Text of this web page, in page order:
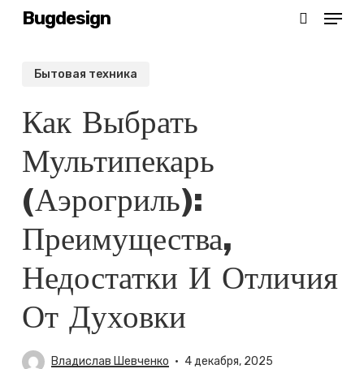
SkipBugdesign Menu
Бытовая техника
Как Выбрать
Мультипекарь
(аэрогриль):
Преимущества,
Недостатки И Отличия
От Духовки
Владислав Шевченко 4 декабря, 2025